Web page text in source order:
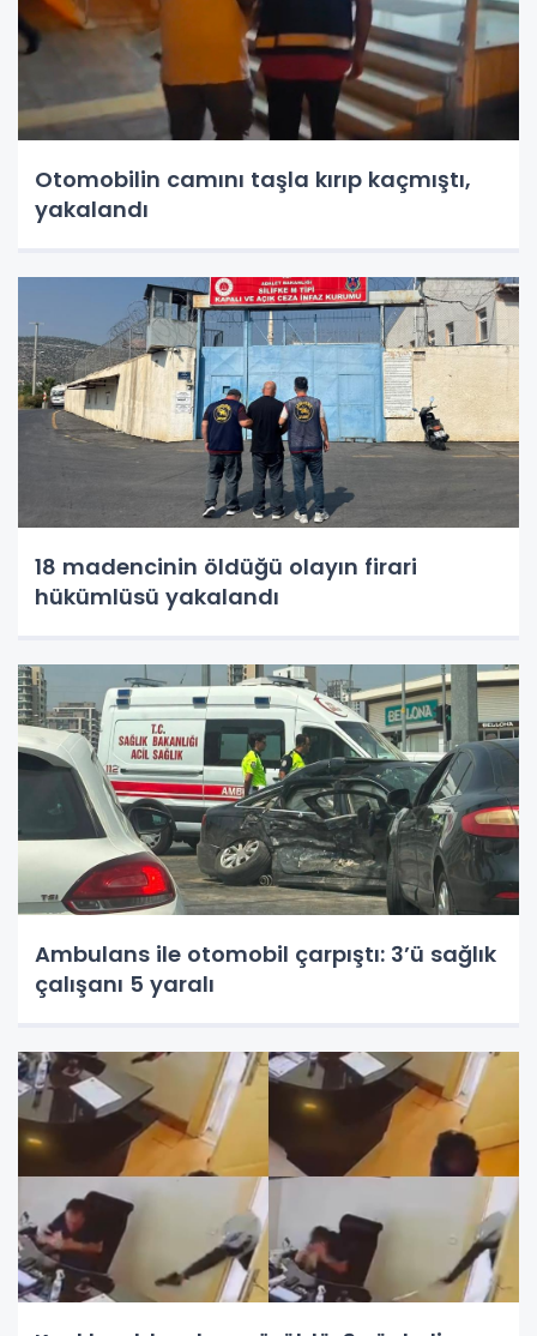
Otomobilin camını taşla kırıp kaçmıştı,
yakalandı
18 madencinin öldüğü olayın firari
hükümlüsü yakalandı
Ambulans ile otomobil çarpıştı: 3’ü sağlık
çalışanı 5 yaralı